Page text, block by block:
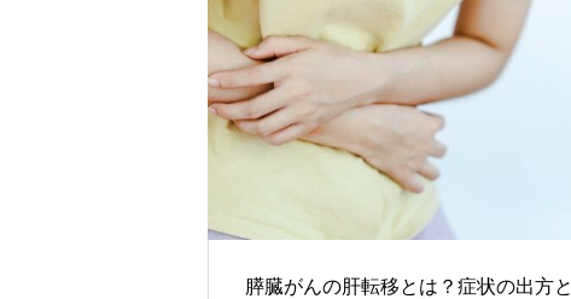
膵臓がんの肝転移とは？症状の出方と